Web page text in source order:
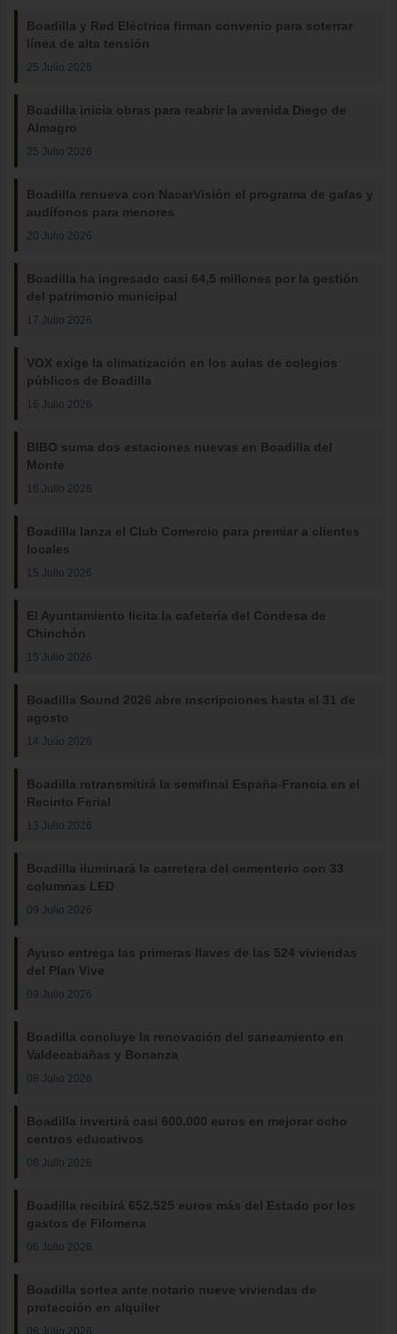
Boadilla y Red Eléctrica firman convenio para soterrar
línea de alta tensión
25 Julio 2026
Boadilla inicia obras para reabrir la avenida Diego de
Almagro
25 Julio 2026
Boadilla renueva con NacarVisión el programa de gafas y
audífonos para menores
20 Julio 2026
Boadilla ha ingresado casi 64,5 millones por la gestión
del patrimonio municipal
17 Julio 2026
VOX exige la climatización en los aulas de colegios
públicos de Boadilla
16 Julio 2026
BIBO suma dos estaciones nuevas en Boadilla del
Monte
16 Julio 2026
Boadilla lanza el Club Comercio para premiar a clientes
locales
15 Julio 2026
El Ayuntamiento licita la cafetería del Condesa de
Chinchón
15 Julio 2026
Boadilla Sound 2026 abre inscripciones hasta el 31 de
agosto
14 Julio 2026
Boadilla retransmitirá la semifinal España-Francia en el
Recinto Ferial
13 Julio 2026
Boadilla iluminará la carretera del cementerio con 33
columnas LED
09 Julio 2026
Ayuso entrega las primeras llaves de las 524 viviendas
del Plan Vive
09 Julio 2026
Boadilla concluye la renovación del saneamiento en
Valdecabañas y Bonanza
08 Julio 2026
Boadilla invertirá casi 600.000 euros en mejorar ocho
centros educativos
08 Julio 2026
Boadilla recibirá 652.525 euros más del Estado por los
gastos de Filomena
06 Julio 2026
Boadilla sortea ante notario nueve viviendas de
protección en alquiler
06 Julio 2026